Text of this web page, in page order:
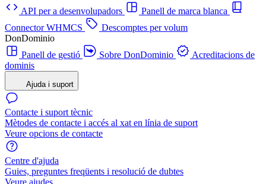
API per a desenvolupadors
Panell de marca blanca
Connector WHMCS
Descomptes per volum
DonDominio
Panell de gestió
Sobre DonDominio
Acreditacions de
dominis
Ajuda i suport
Contacte i suport tècnic
Mètodes de contacte i accés al xat en línia de suport
Veure opcions de contacte
Centre d'ajuda
Guies, preguntes freqüents i resolució de dubtes
Veure ajudes